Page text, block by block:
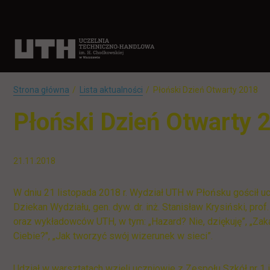
Strona główna Lista aktualności Płoński Dzień Otwarty 2018
Płoński Dzień Otwarty
21.11.2018
W dniu 21 listopada 2018 r. Wydział UTH w Płońsku
Dziekan Wydziału, gen. dyw. dr. inż. Stanisław Krysiński,
oraz wykładowców UTH, w tym: „Hazard? Nie, dziękuję”,
Ciebie?", „Jak tworzyć swój wizerunek w sieci”.